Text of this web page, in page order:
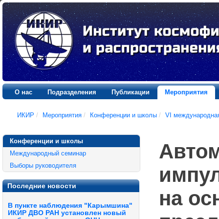
О нас Подразделения Публикации Мероприятия
ИКИР / Мероприятия / Конференции и школы / VI
Конференции и школы
Международный семинар
Выборы руководителя
Последние новости
В пункте наблюдения "Карымшина"
ИКИР ДВО РАН установлен новый
на